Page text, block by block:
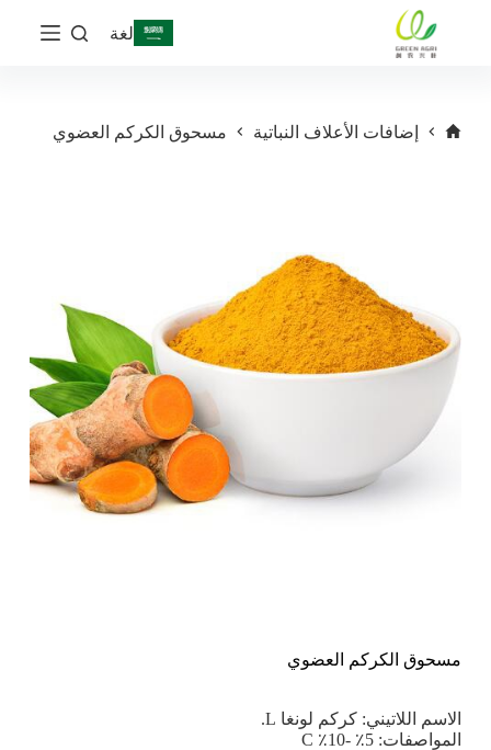
لغة
إضافات الأعلاف النباتية مسحوق الكركم العضوي
مسحوق الكركم العضوي
الاسم اللاتيني: كركم لونغا L.
المواصفات: 5٪ -10٪ C